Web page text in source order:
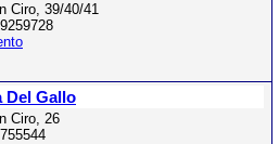
Ciro, 39/40/41
Del Gallo
Ciro, 26